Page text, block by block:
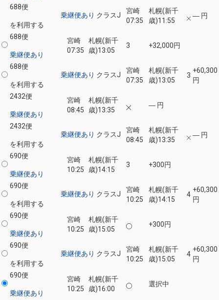
688便
乗継便あり クラスJ
を利用する
宮崎
07:35
札幌(新千
歳)11:55
― 円
688便
乗継便あり
宮崎
07:35
札幌(新千
歳)13:05
3 +32,000円
688便
乗継便あり クラスJ
を利用する
宮崎
07:35
札幌(新千
歳)13:05
3
+60,300
円
2432便
乗継便あり
宮崎
08:45
札幌(新千
歳)13:35
― 円
2432便
乗継便あり クラスJ
を利用する
宮崎
08:45
札幌(新千
歳)13:35
― 円
690便
乗継便あり
宮崎
10:25
札幌(新千
歳)14:15
3 +300円
690便
乗継便あり クラスJ
を利用する
宮崎
10:25
札幌(新千
歳)14:15
4
+60,300
円
690便
乗継便あり
宮崎
10:25
札幌(新千
歳)15:05
+300円
690便
乗継便あり クラスJ
を利用する
宮崎
10:25
札幌(新千
歳)15:05
4
+60,300
円
690便
乗継便あり
宮崎
10:25
札幌(新千
歳)16:00
選択中